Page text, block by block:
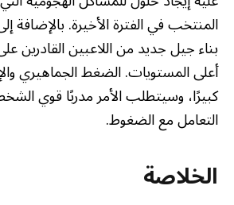
المنتخب في الفترة الأخيرة.
بناء جيل جديد من اللاعبين القادرين
أعلى المستويات. الضغط الجماهيري
كبيرًا، وسيتطلب الأمر مدربًا قوي
التعامل مع الضغوط.
الخلاصة